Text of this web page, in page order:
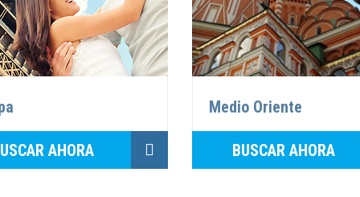
Oriente
AHORA
Canadá
BUSCAR AHORA